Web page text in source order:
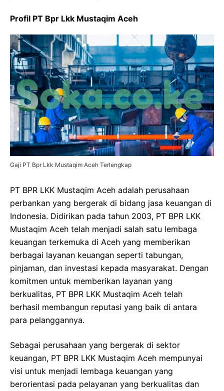
Profil PT Bpr Lkk Mustaqim Aceh
Gaji PT Bpr Lkk Mustaqim Aceh Terlengkap
PT BPR LKK Mustaqim Aceh adalah perusahaan
perbankan yang bergerak di bidang jasa keuangan di
Indonesia. Didirikan pada tahun 2003, PT BPR LKK
Mustaqim Aceh telah menjadi salah satu lembaga
keuangan terkemuka di Aceh yang memberikan
berbagai layanan keuangan seperti tabungan,
pinjaman, dan investasi kepada masyarakat. Dengan
komitmen untuk memberikan layanan yang
berkualitas, PT BPR LKK Mustaqim Aceh telah
berhasil membangun reputasi yang baik di antara
para pelanggannya.
Sebagai perusahaan yang bergerak di sektor
keuangan, PT BPR LKK Mustaqim Aceh mempunyai
visi untuk menjadi lembaga keuangan yang
berorientasi pada pelayanan yang berkualitas dan